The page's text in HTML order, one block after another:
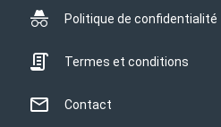
Politique de confidentialité
Termes et conditions
Contact